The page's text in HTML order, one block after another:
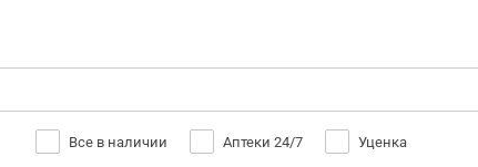
Все в наличии Аптеки 24/7 Уценка